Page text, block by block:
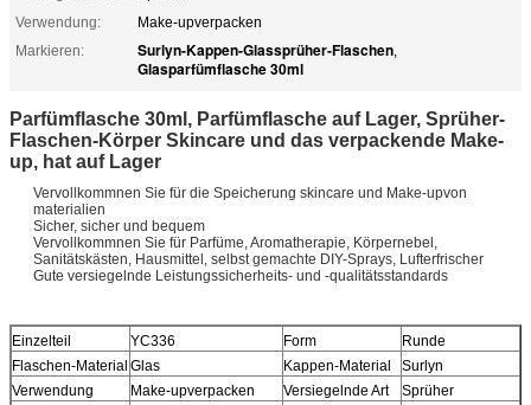
Verwendung:
Make-upverpacken
Markieren:
Surlyn-Kappen-Glassprüher-Flaschen,
Glasparfümflasche 30ml
Parfümflasche 30ml, Parfümflasche auf Lager, Sprüher-
Flaschen-Körper Skincare und das verpackende Make-
up, hat auf Lager
Vervollkommnen Sie für die Speicherung skincare und Make-upvon
materialien
Sicher, sicher und bequem
Vervollkommnen Sie für Parfüme, Aromatherapie, Körpernebel,
Sanitätskästen, Hausmittel, selbst gemachte DIY-Sprays, Lufterfrischer
Gute versiegelnde Leistungssicherheits- und -qualitätsstandards
Einzelteil YC336 Form
Runde
Flaschen-Material Glas Kappen-Material
Surlyn
Verwendung
Make-upverpacken Versiegelnde Art
Sprüher